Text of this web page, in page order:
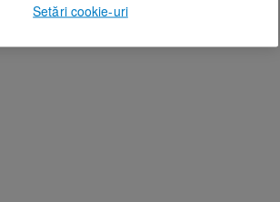
Setări cookie-uri